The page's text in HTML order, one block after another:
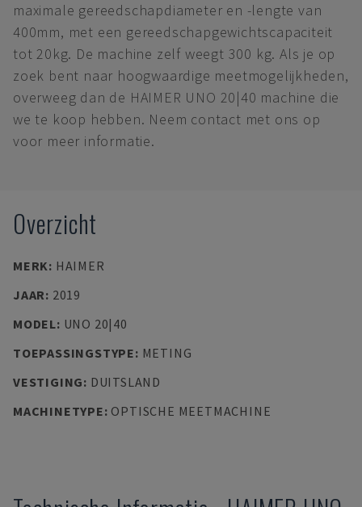
maximale gereedschapdiameter en -lengte van
400mm, met een gereedschapgewichtscapaciteit
tot 20kg. De machine zelf weegt 300 kg. Als je op
zoek bent naar hoogwaardige meetmogelijkheden,
overweeg dan de HAIMER UNO 20|40 machine die
we te koop hebben. Neem contact met ons op
voor meer informatie.
Overzicht
MERK: HAIMER
JAAR: 2019
MODEL: UNO 20|40
TOEPASSINGSTYPE: METING
VESTIGING: DUITSLAND
MACHINETYPE: OPTISCHE MEETMACHINE